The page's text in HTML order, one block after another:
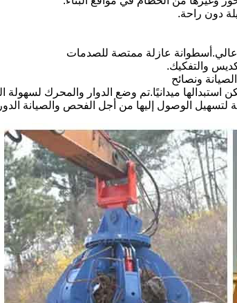
استبدالها ميدانيًا.تم وضع الدوار والمحرك
لتسهيل الوصول إليها من أجل الفحص والصيانة